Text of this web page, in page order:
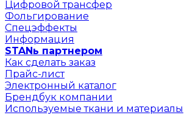
Цифровой трансфер
Фольгирование
Спецэффекты
Информация
STANь партнером
Как сделать заказ
Прайс-лист
Электронный каталог
Брендбук компании
Используемые ткани и материалы